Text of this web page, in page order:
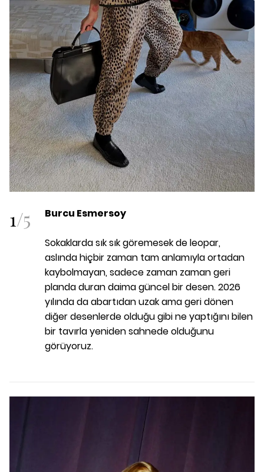
1/5 Burcu Esmersoy
Sokaklarda sık sık göremesek de leopar,
aslında hiçbir zaman tam anlamıyla ortadan
kaybolmayan, sadece zaman zaman geri
planda duran daima güncel bir desen. 2026
yılında da abartıdan uzak ama geri dönen
diğer desenlerde olduğu gibi ne yaptığını bilen
bir tavırla yeniden sahnede olduğunu
görüyoruz.